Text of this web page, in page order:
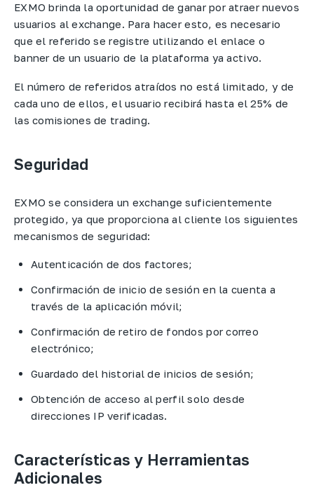
EXMO brinda la oportunidad de ganar por atraer nuevos
usuarios al exchange. Para hacer esto, es necesario
que el referido se registre utilizando el enlace o
banner de un usuario de la plataforma ya activo.
El número de referidos atraídos no está limitado, y de
cada uno de ellos, el usuario recibirá hasta el 25% de
las comisiones de trading.
Seguridad
EXMO se considera un exchange suficientemente
protegido, ya que proporciona al cliente los siguientes
mecanismos de seguridad:
Autenticación de dos factores;
Confirmación de inicio de sesión en la cuenta a
través de la aplicación móvil;
Confirmación de retiro de fondos por correo
electrónico;
Guardado del historial de inicios de sesión;
Obtención de acceso al perfil solo desde
direcciones IP verificadas.
Características y Herramientas
Adicionales